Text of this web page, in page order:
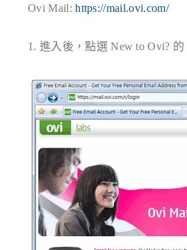
Ovi Mail:https://mail.ovi.com/
1. 進入後，點選 New to Ovi? 的